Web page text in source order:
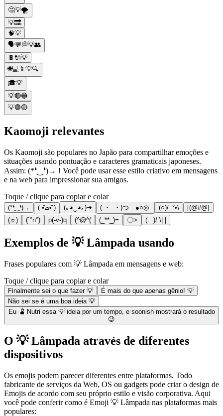
🤔💡🌪️
💡🔜
🧠💡
🗣️💬💭💡👥
🔋🔌💡
🌐💻📱💡🔍
🎓💡
💡🔴🔵
💡🟢🟡
Kaomoji relevantes
Os Kaomoji são populares no Japão para compartilhar emoções e
situações usando pontuação e caracteres gramaticais japoneses.
Assim: (*❛‿❛)→ ! Você pode usar esse estilo criativo em mensagens
e na web para impressionar sua amigos.
Toque / clique para copiar e colar
(*❛‿❛)→ ( •᷄ࡇ•᷅ ) (｡◕‿◕｡)➜ ( ・_・)つ―●○◎- (○)/_°•\
[(@#@]
(☼)
(`°n°) p(-v-)q (^@^( (_**_)= 〇> (. .)/ \| |
Exemplos de 💡 Lâmpada usando
Frases populares com 💡 Lâmpada em mensagens e web:
Toque / clique para copiar e colar
Finalmente sei o que fazer 💡
É mais do que apenas gênio! 💡
Não sei se é uma boa ideia 💡
Eu 🫃 Nutri essa 💡 ideia por um tempo, e soonish mostrará o resultado
😉
O 💡 Lâmpada através de diferentes
dispositivos
Os emojis podem parecer diferentes entre plataformas. Todo
fabricante de serviços da Web, OS ou gadgets pode criar o design de
Emojis de acordo com seu próprio estilo e visão corporativa. Aqui
você pode conferir como é Emoji 💡 Lâmpada nas plataformas mais
populares: